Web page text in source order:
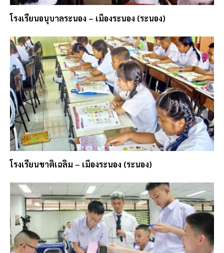
โรงเรียนอนุบาลระนอง – เมืองระนอง (ระนอง)
โรงเรียนชาติเฉลิม – เมืองระนอง (ระนอง)